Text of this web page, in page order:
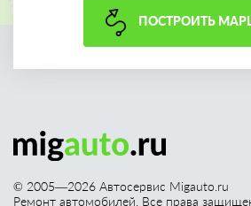
ПОСТРОИТЬ
© 2005—2026 Автосервис Migauto.ru
Ремонт автомобилей. Все права